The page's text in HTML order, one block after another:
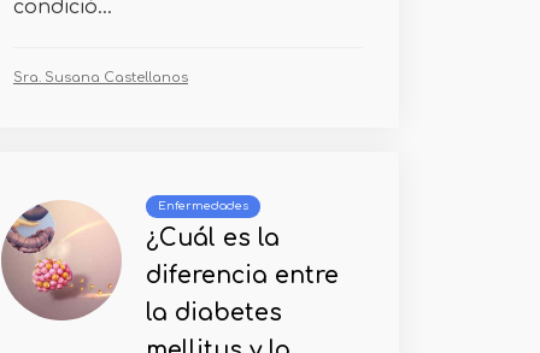
condició...
Sra. Susana Castellanos
Enfermedades
¿Cuál es la
diferencia entre
la diabetes